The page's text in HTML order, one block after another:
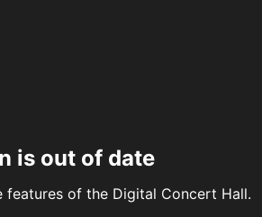
is out of date
features of the Digital Concert Hall.